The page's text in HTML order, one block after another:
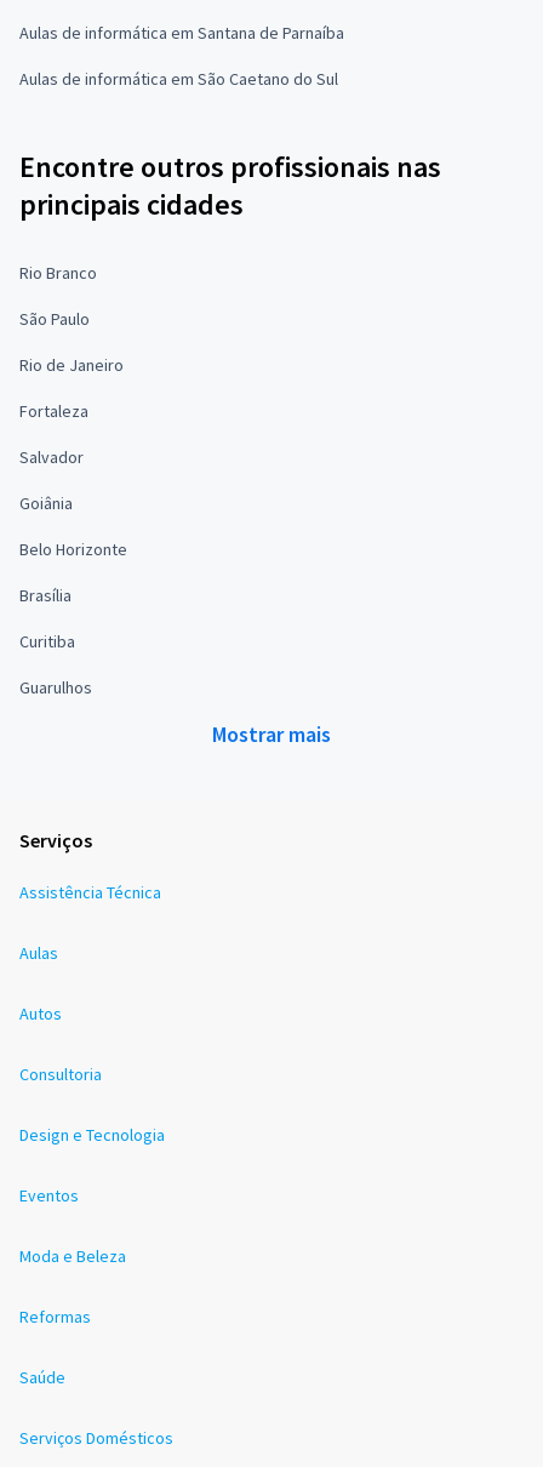
Aulas de informática em Santana de Parnaíba
Aulas de informática em São Caetano do Sul
Encontre outros profissionais nas
principais cidades
Rio Branco
São Paulo
Rio de Janeiro
Fortaleza
Salvador
Goiânia
Belo Horizonte
Brasília
Curitiba
Guarulhos
Mostrar mais
Serviços
Assistência Técnica
Aulas
Autos
Consultoria
Design e Tecnologia
Eventos
Moda e Beleza
Reformas
Saúde
Serviços Domésticos